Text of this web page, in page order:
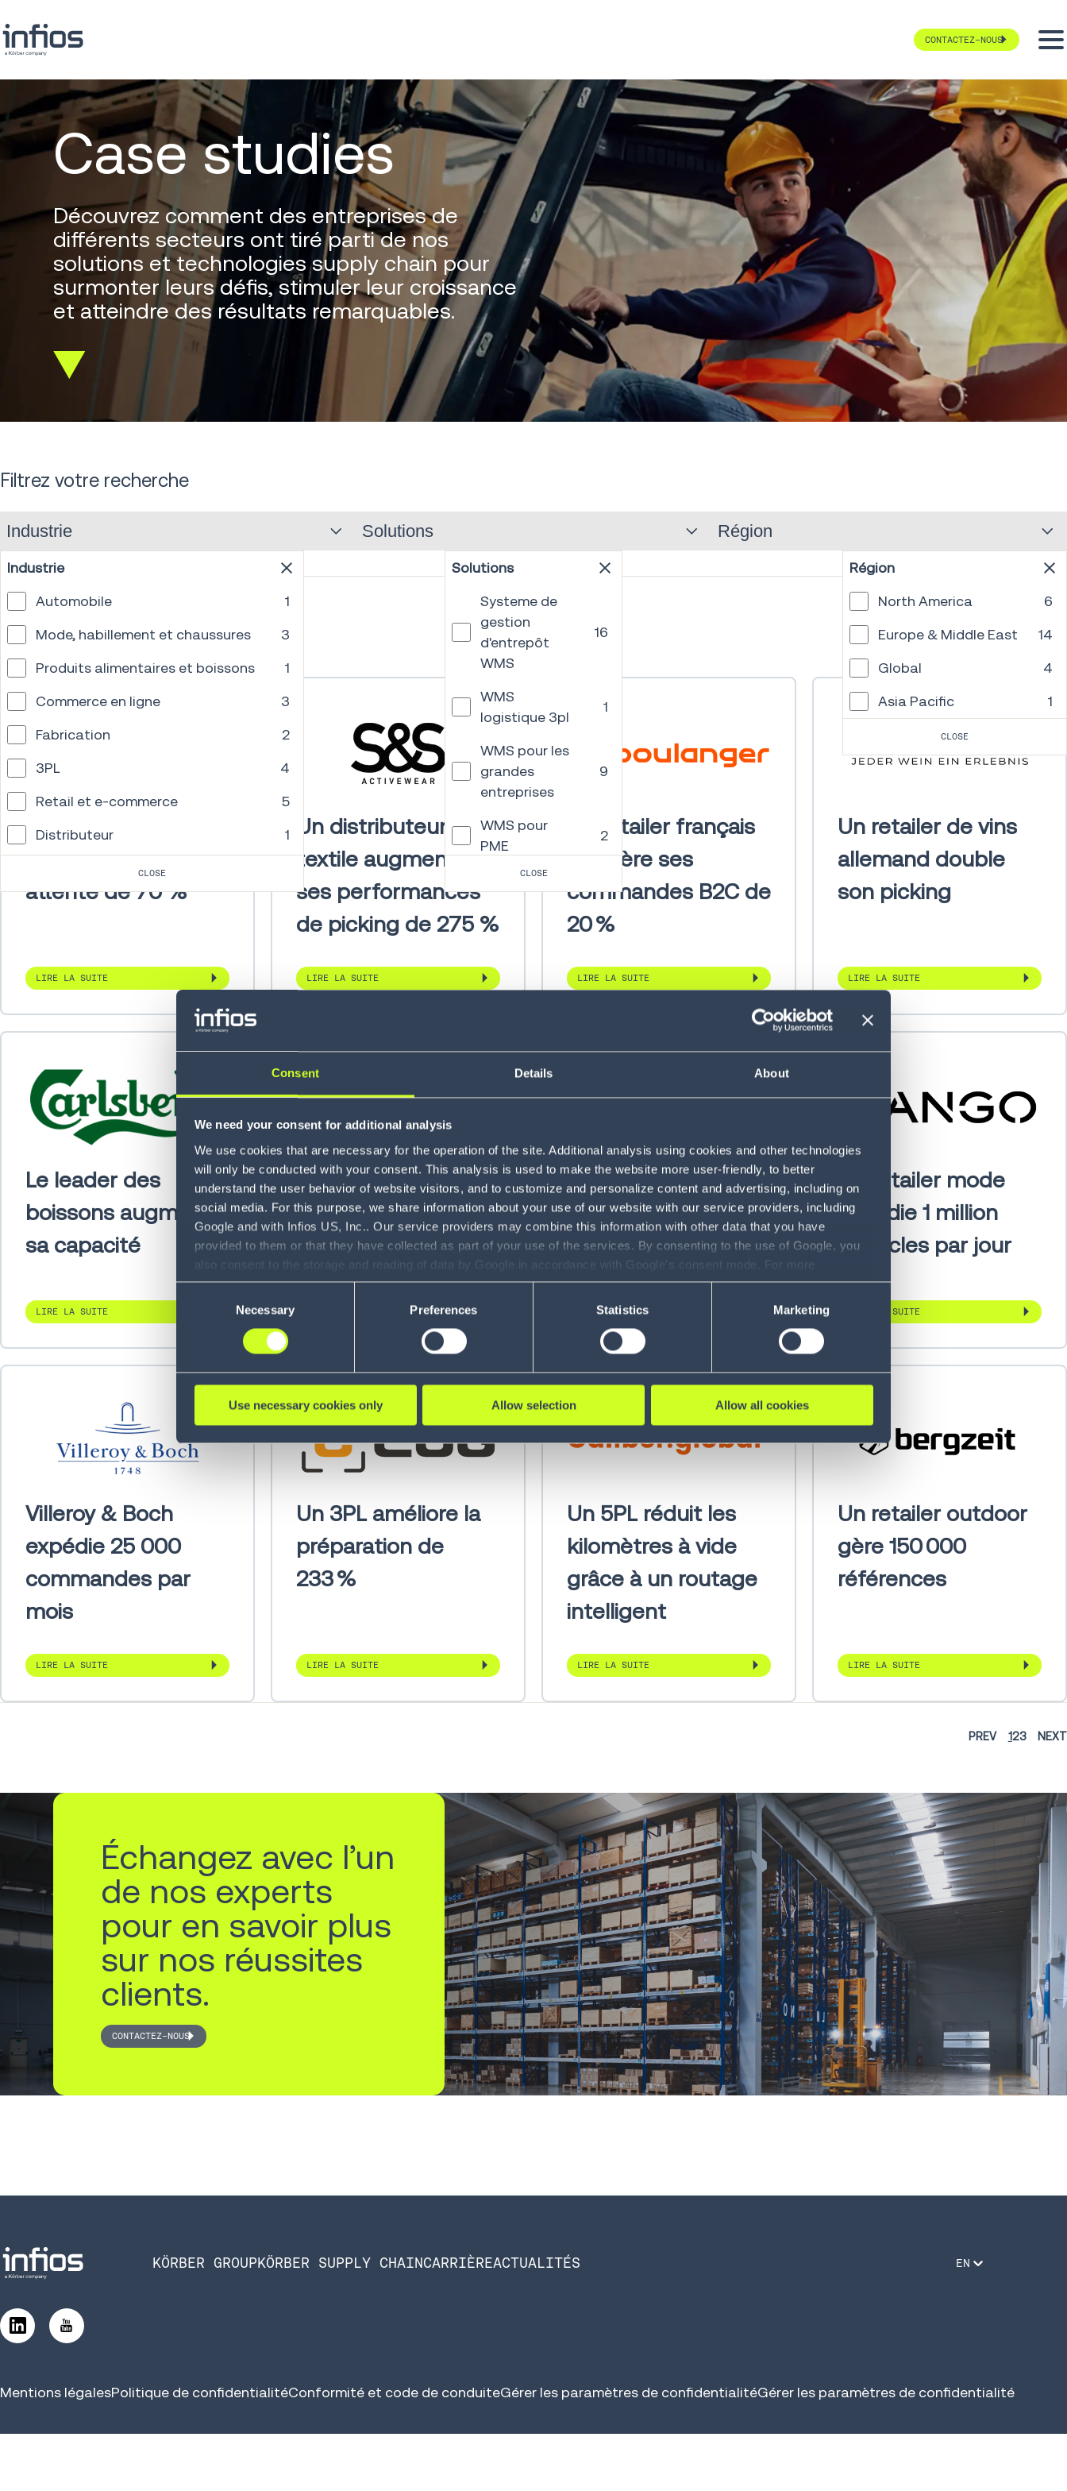
Consent Details About
We need your consent for additional analysis
We use cookies that are necessary for the operation of the site. Additional analysis using cookies and other technologies
will only be conducted with your consent. This analysis is used to make the website more user-friendly, to better
understand the user behavior of website visitors, and to customize and personalize content and advertising, including on
social media. For this purpose, we share information about your use of our website with our service providers, including
Google and with Infios US, Inc.. Our service providers may combine this information with other data that you have
provided to them or that they have collected as part of your use of the services. By consenting to the use of Google, you
also consent to the storage and reading of data by Google in accordance with Google's consent mode. For more
information, including the ability to revoke your consent and the service providers we use, please refer to our Privacy
see Privacy Policy
Necessary Preferences Statistics Marketing
Use necessary cookies only Allow selection Allow all cookies
CONTACTEZ-NOUS
Case studies
Découvrez comment des entreprises de
différents secteurs ont tiré parti de nos
solutions et technologies supply chain pour
surmonter leurs défis, stimuler leur croissance
et atteindre des résultats remarquables.
Scroll
Filtrez votre recherche
Industrie
Industrie
Automobile
1
Mode, habillement et chaussures
3
Produits alimentaires et boissons
1
Commerce en ligne
3
Fabrication
2
3PL
4
Retail et e-commerce
5
Distributeur
1
5PL
CLOSE
Solutions
Solutions
Systeme de
gestion
d'entrepôt
WMS
16
WMS
logistique 3pl
1
WMS pour les
grandes
entreprises
9
WMS pour
PME
2
Gestion du
transport
7
Gestion des
et promesse
client
3
mobiles
autonomes
Control
System
(WCS)
4
Simulation et
modélisation
logistique
1
2
litiges
1
Visibilité des
expéditions
et des
Management
1
CLOSE
Région
Région
North America
6
Europe & Middle East
14
Global
4
Asia Pacific
1
CLOSE
Titan Brands réduit
ses commandes en
attente de 70 %
LIRE LA SUITE
Un distributeur
textile augmente
ses performances
de picking de 275 %
LIRE LA SUITE
Un retailer français
accélère ses
commandes B2C de
20 %
LIRE LA SUITE
Un retailer de vins
allemand double
son picking
LIRE LA SUITE
Le leader des
boissons augmente
sa capacité
LIRE LA SUITE
Strauss traite 100
000 colis par jour
Un retailer optimise
la livraison pour plus
de 2 000 magasins
LIRE LA SUITE
Un retailer mode
expédie 1 million
d’articles par jour
LIRE LA SUITE
Villeroy & Boch
expédie 25 000
commandes par
mois
LIRE LA SUITE
Un 3PL améliore la
préparation de
233 %
LIRE LA SUITE
Un 5PL réduit les
kilomètres à vide
grâce à un routage
intelligent
LIRE LA SUITE
Un retailer outdoor
gère 150 000
références
LIRE LA SUITE
PREV 123 NEXT
Échangez avec l’un
de nos experts
pour en savoir plus
sur nos réussites
clients.
CONTACTEZ-NOUS
KÖRBER GROUPKÖRBER SUPPLY CHAINCARRIÈREACTUALITÉS EN
Mentions légalesPolitique de confidentialitéConformité et code de conduiteGérer les paramètres de confidentialitéGérer les paramètres de confidentialité